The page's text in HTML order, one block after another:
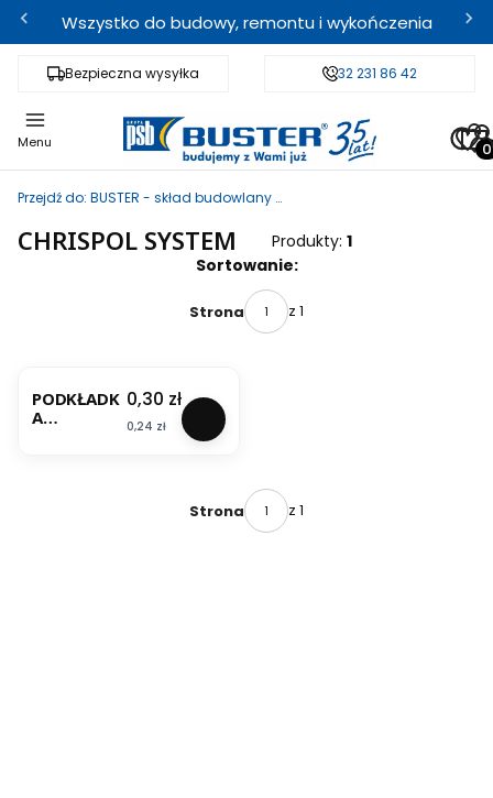
Wszystko do budowy, remontu i wykończenia
Bezpieczna wysyłka Fachowe doradztwo
32 231 86 42
Menu
Przejdź do: BUSTER - skład budowlany i sklep internetowy
CHRISPOL SYSTEM Produkty: 1
Sortowanie:
Strona z 1
PODKŁADK
A
Cena
0,30 zł
Cena
0,24 zł
Strona z 1